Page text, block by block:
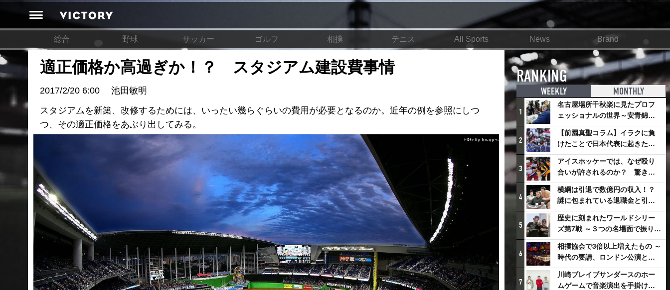
総合 野球 サッカー ゴルフ 相撲 テニス All Sports News Brand
適正価格か高過ぎか！？ スタジアム建設費事情
2017/2/20 6:00
池田敏明
スタジアムを新築、改修するためには、いったい幾らぐらいの費用が必要となるのか。近年の例を参照にしつ
つ、その適正価格をあぶり出してみる。
©Getty Images
RANKING
WEEKLY MONTHLY
1
名古屋場所千秋楽に見たプロフ
ェッショナルの世界～安青錦の
優勝を巡るさまざまなドラマ
2
【前園真聖コラム】イラクに負
けたことで日本代表に起きたプ
ラスとは
3
アイスホッケーでは、なぜ殴り
合いが許されるのか？ 驚きの
「ファイティング」ルールにつ
いて
4
横綱は引退で数億円の収入！？
謎に包まれている退職金と引退
相撲興行
5
歴史に刻まれたワールドシリー
ズ第7戦 ～３つの名場面で振り返
る～
6
相撲協会で3倍以上増えたもの ～
時代の要請、ロンドン公演と古
式大相撲
7
川崎ブレイブサンダースのホー
ムゲームで音楽演出を手掛ける